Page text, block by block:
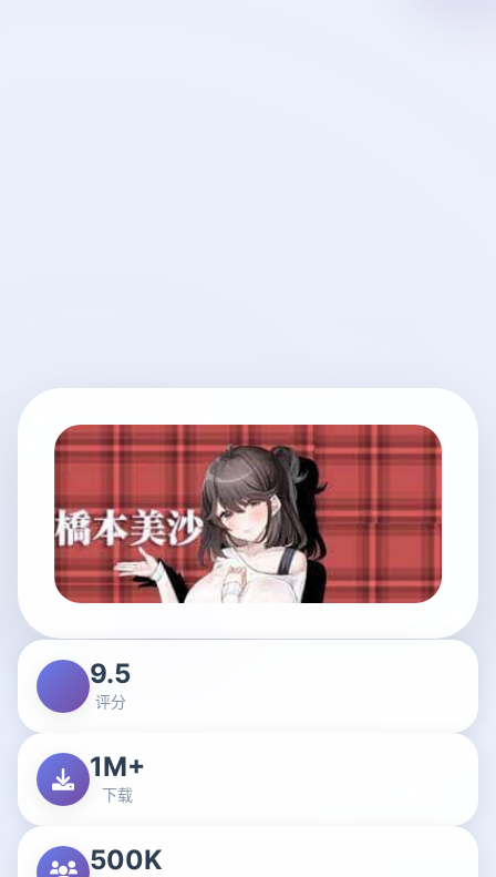
9.5
评分
1M+
下载
500K